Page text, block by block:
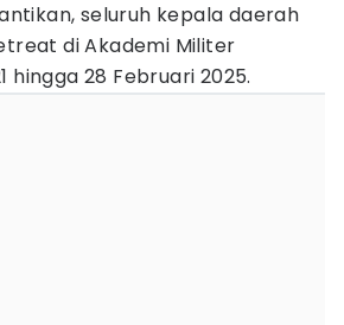
seluruh kepala daerah
di Akademi Militer
hingga 28 Februari 2025.